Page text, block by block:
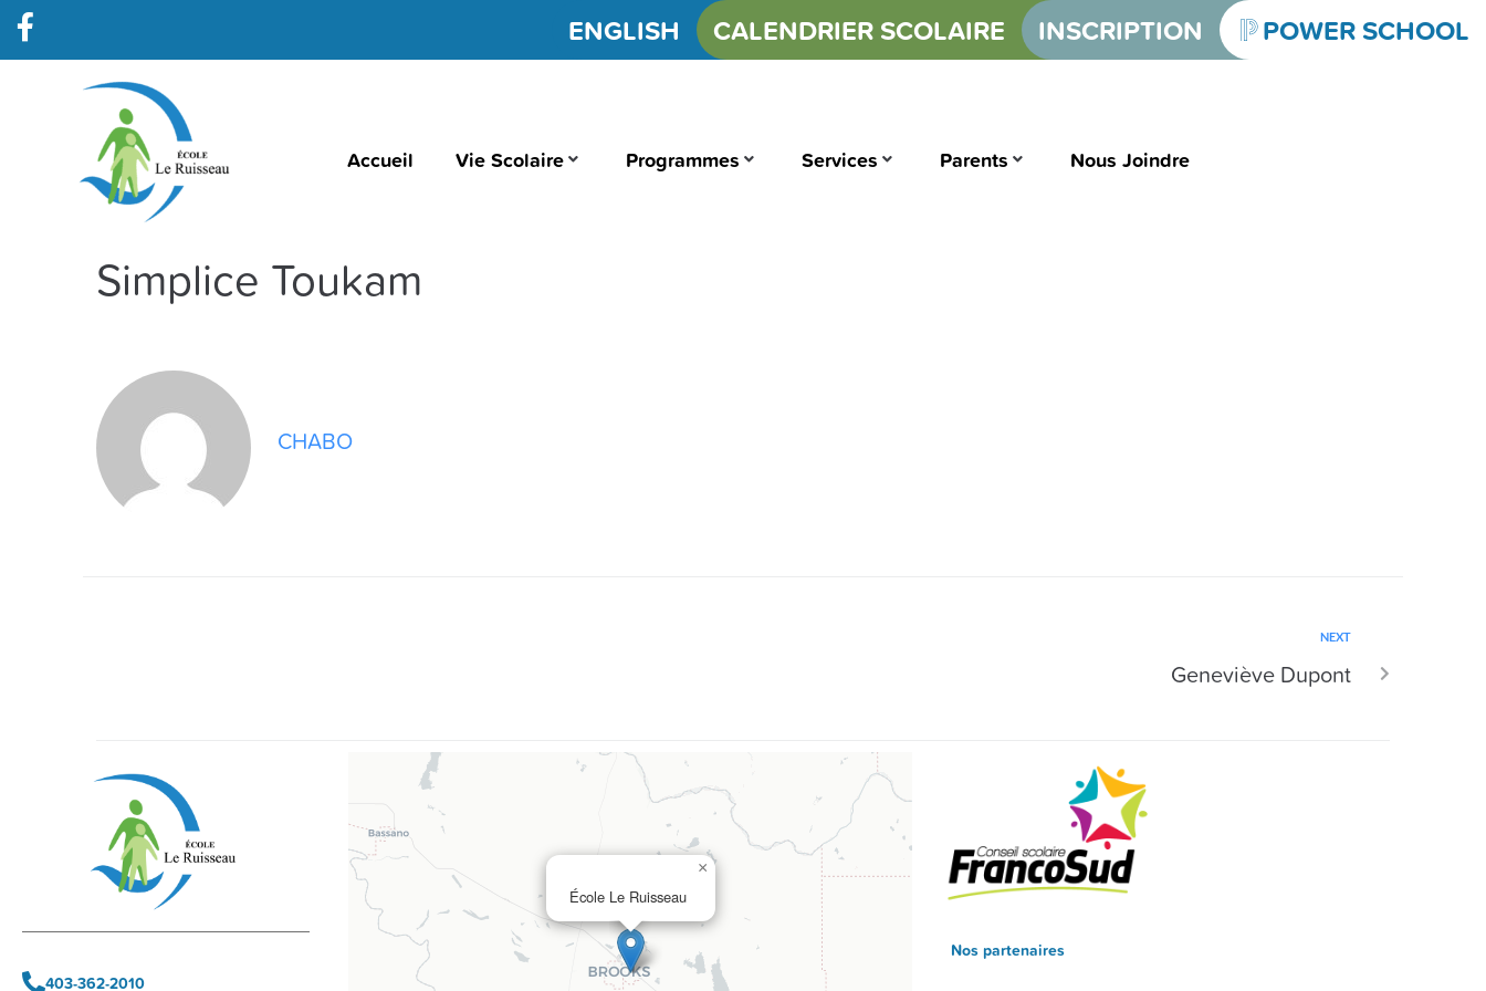
ENGLISH CALENDRIER SCOLAIRE INSCRIPTION POWER SCHOOL
Accueil Vie Scolaire Programmes Services Parents Nous Joindre
Simplice Toukam
CHABO
NEXT
Geneviève Dupont
403-362-2010
École Le Ruisseau
×
Nos partenaires